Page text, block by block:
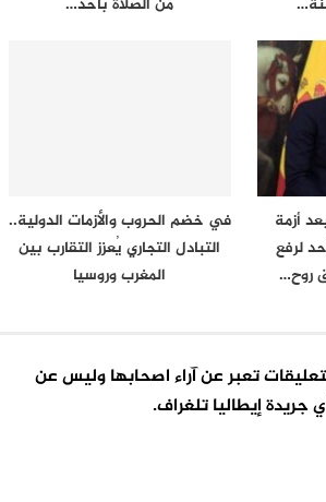
أزمة
لرفع
روح…
في خضم الحروب والأزمات الدولية..
التبادل التجاري يُعزز التقارب بين
المغرب وروسيا
تعبر عن آراء اصحابها وليس عن
جريدة إيطاليا تلغراف.